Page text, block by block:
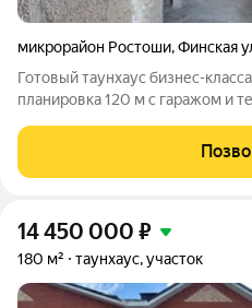
микрорайон Ростоши,Финская
Готовый таунхаус бизнес-
планировка 120 м с гаражом и
в самом перспективном районе города. О доме:
на двух уровнях
14 450 000 ₽
180 м² таунхаус, участок